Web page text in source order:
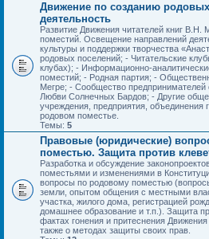
Движение по созданию
деятельность
Развитие Движения читателей книг В.Н.
поместий. Освещение направлений
культуры и поддержки творчества
родовых поселений; - Читательские
клубах); - Информационно-
поместий; - Родная партия; -
Мегре; - Сообщество
Любви Солнечных Бардов; - Другие
учреждения, предприятия,
родовом поместье.
Темы: 5
Правовые (юридические)
поместью. Защита против
Разработка и обсуждение
поместьями и изменениями в
вопросы по родовому поместью
земли, опытом общения с местными
участка, жилого дома, регистрацией
домашнее образование и т.п.). Защита
фактах гонения и притеснения
также о методах защиты своих прав.